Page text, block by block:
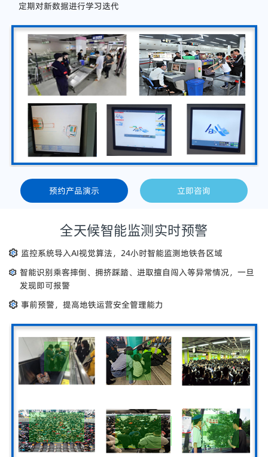
定期对新数据进行学习迭代
预约产品演示 立即咨询
全天候智能监测实时预警
监控系统导入AI视觉算法，24小时智能监测地铁各区域
智能识别乘客摔倒、拥挤踩踏、进取擅自闯入等异常情况，一旦
发现即可报警
事前预警，提高地铁运营安全管理能力